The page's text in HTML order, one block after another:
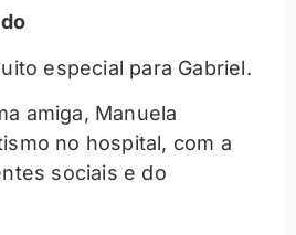
especial para Gabriel.
amiga, Manuela
no hospital, com a
sociais e do